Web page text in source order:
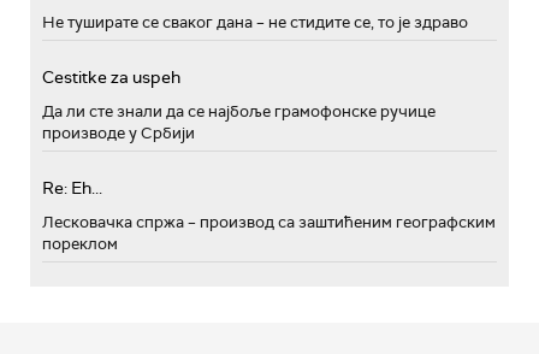
Не туширате се сваког дана – не стидите се, то је здраво
Cestitke za uspeh
Да ли сте знали да се најбоље грамофонске ручице
производе у Србији
Re: Eh...
Лесковачка спржа – производ са заштићеним географским
пореклом